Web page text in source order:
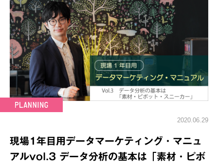
2020.06.29
現場1年目用データマーケティング・マニュ
アルvol.3 データ分析の基本は「素材・ピボ